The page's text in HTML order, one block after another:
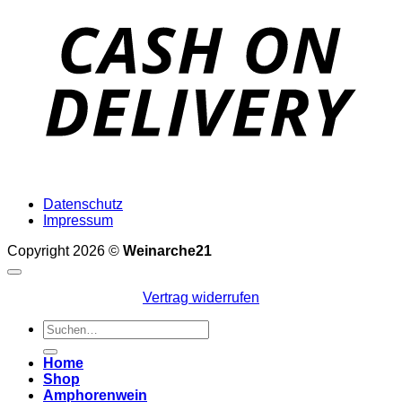
Datenschutz
Impressum
Copyright 2026 © Weinarche21
Vertrag widerrufen
Suchen
nach:
Home
Shop
Amphorenwein